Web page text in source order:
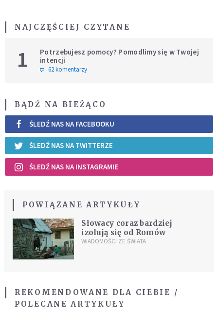
NAJCZĘŚCIEJ CZYTANE
1
Potrzebujesz pomocy? Pomodlimy się w Twojej
intencji
62 komentarzy
BĄDŹ NA BIEŻĄCO
ŚLEDŹ NAS NA FACEBOOKU
ŚLEDŹ NAS NA TWITTERZE
ŚLEDŹ NAS NA INSTAGRAMIE
POWIĄZANE ARTYKUŁY
Słowacy coraz bardziej
izolują się od Romów
WIADOMOŚCI ZE ŚWIATA
REKOMENDOWANE DLA CIEBIE /
POLECANE ARTYKUŁY